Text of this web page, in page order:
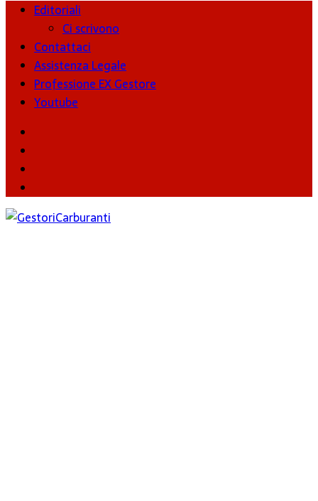
Editoriali
Ci scrivono
Contattaci
Assistenza Legale
Professione EX Gestore
Youtube